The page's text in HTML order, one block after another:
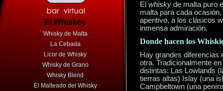
El Whiskey
Whisky de Malta
La Cebada
Licor de Whisky
Whisky de Grano
Whisky Blend
El Malteado del Whisky
Elwhisky de malta puro
malta para cada
aperitivo, a los clásicos
inmensa admiración.
Donde hacen los
Haygrandes diferencias
otra. Tradicionalmente
distintas: Las Lowlands
tierras altas) Islay (una
Campbeltown (una